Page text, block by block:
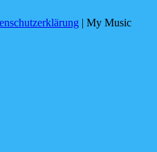
| My Music